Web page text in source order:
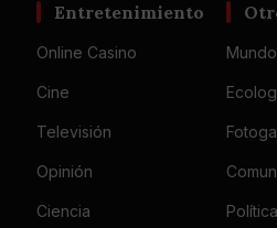
Entretenimiento
Online Casino
Cine
Televisión
Opinión
Ciencia Política